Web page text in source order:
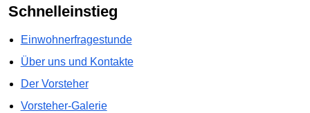
Schnelleinstieg
Einwohnerfragestunde
Über uns und Kontakte
Der Vorsteher
Vorsteher-Galerie